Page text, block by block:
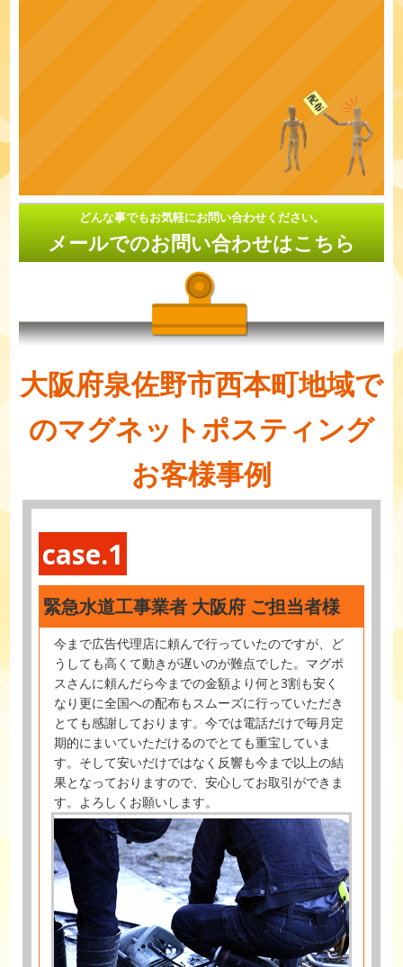
どんな事でもお気軽にお問い合わせください。
メールでのお問い合わせはこちら
大阪府泉佐野市西本町地域で
のマグネットポスティング
お客様事例
case.1
緊急水道工事業者 大阪府 ご担当者様
今まで広告代理店に頼んで行っていたのですが、ど
うしても高くて動きが遅いのが難点でした。マグポ
スさんに頼んだら今までの金額より何と3割も安く
なり更に全国への配布もスムーズに行っていただき
とても感謝しております。今では電話だけで毎月定
期的にまいていただけるのでとても重宝していま
す。そして安いだけではなく反響も今まで以上の結
果となっておりますので、安心してお取引ができま
す。よろしくお願いします。